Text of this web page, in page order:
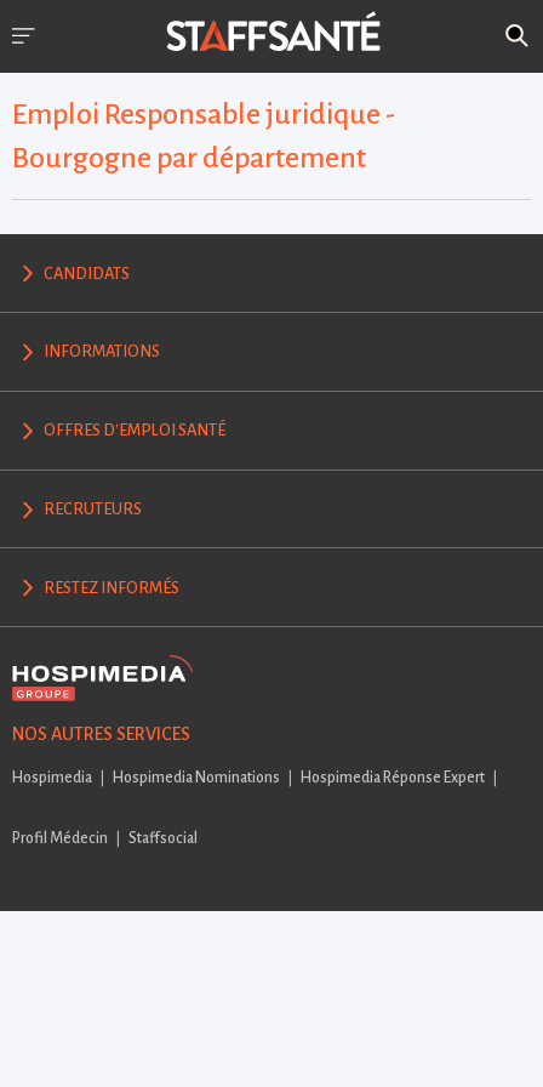
Emploi Responsable juridique -
Bourgogne par département
CANDIDATS
INFORMATIONS
OFFRES D'EMPLOI SANTÉ
RECRUTEURS
RESTEZ INFORMÉS
NOS AUTRES SERVICES
Hospimedia Hospimedia Nominations Hospimedia Réponse Expert
Profil Médecin Staffsocial